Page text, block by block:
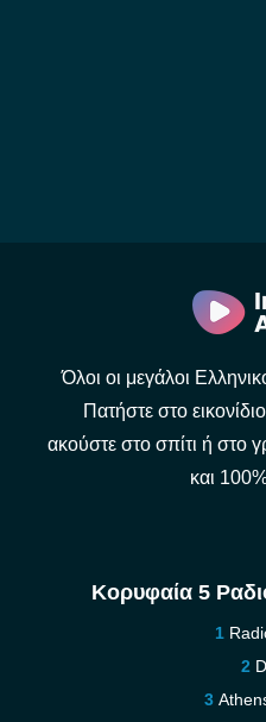
Όλοι οι μεγάλοι
Πατήστε στο
ακούστε στο σπίτι ή στο
και
Κορυφαία 5